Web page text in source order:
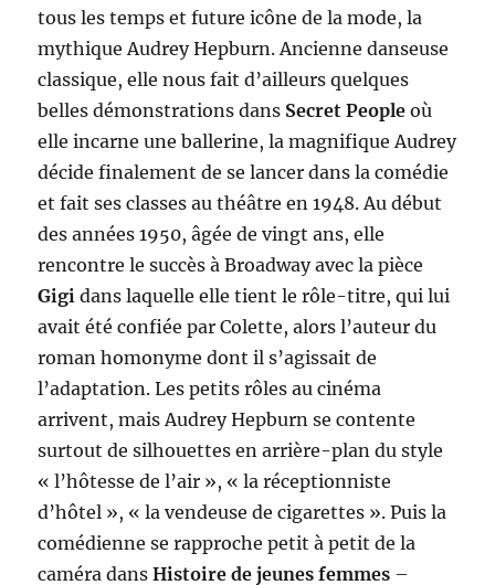
tous les temps et future icône de la mode, la
mythique Audrey Hepburn. Ancienne danseuse
classique, elle nous fait d’ailleurs quelques
belles démonstrations dans Secret People où
elle incarne une ballerine, la magnifique Audrey
décide finalement de se lancer dans la comédie
et fait ses classes au théâtre en 1948. Au début
des années 1950, âgée de vingt ans, elle
rencontre le succès à Broadway avec la pièce
Gigi dans laquelle elle tient le rôle-titre, qui lui
avait été confiée par Colette, alors l’auteur du
roman homonyme dont il s’agissait de
l’adaptation. Les petits rôles au cinéma
arrivent, mais Audrey Hepburn se contente
surtout de silhouettes en arrière-plan du style
« l’hôtesse de l’air », « la réceptionniste
d’hôtel », « la vendeuse de cigarettes ». Puis la
comédienne se rapproche petit à petit de la
caméra dansHistoire de jeunes femmes –